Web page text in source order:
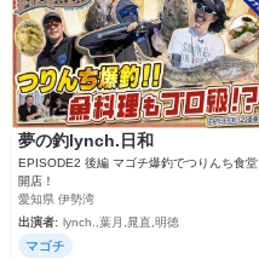
夢の釣lynch.日和
EPISODE2 後編 マゴチ爆釣でつりんち食堂
開店！
愛知県 伊勢湾
出演者: lynch.,葉月,晁直,明徳
マゴチ